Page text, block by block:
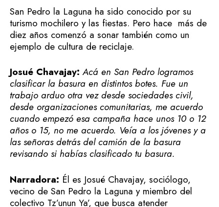
San Pedro la Laguna ha sido conocido por su
turismo mochilero y las fiestas. Pero hace más de
diez años comenzó a sonar también como un
ejemplo de cultura de reciclaje.
Josué Chavajay: Acá en San Pedro logramos
clasificar la basura en distintos botes. Fue un
trabajo arduo otra vez desde sociedades civil,
desde organizaciones comunitarias, me acuerdo
cuando empezó esa campaña hace unos 10 o 12
años o 15, no me acuerdo. Veía a los jóvenes y a
las señoras detrás del camión de la basura
revisando si habías clasificado tu basura.
Narradora: Él es Josué Chavajay, sociólogo,
vecino de San Pedro la Laguna y miembro del
colectivo Tz’unun Ya’, que busca atender